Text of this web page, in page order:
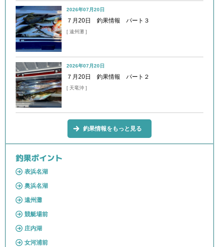
2026年07月20日
７月20日 釣果情報 パート３
[ 遠州灘 ]
2026年07月20日
７月20日 釣果情報 パート２
[ 天竜沖 ]
釣果情報をもっと見る
釣果ポイント
表浜名湖
奥浜名湖
遠州灘
競艇場前
庄内湖
女河浦前